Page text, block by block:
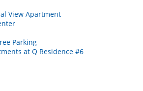
View Apartment
Parking
at Q Residence #6